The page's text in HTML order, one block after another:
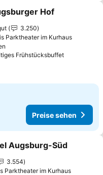
hinzufügen
Hof
3.250
Parktheater im Kurhaus
FrühstücksbuffetPreise
Preise sehen
hinzufügen
Augsburg-Süd
3.554
Parktheater im Kurhaus